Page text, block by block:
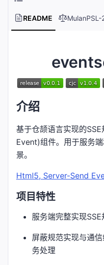
README MulanPSL-
介绍
基于仓颉语言实现的
Event)组件。用于服务
景。
Html5, Server-Send
项目特性
服务端完整实现
屏蔽规范实现与通
务处理